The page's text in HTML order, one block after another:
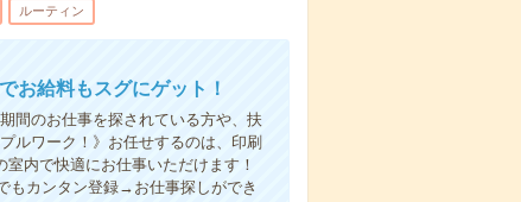
ルーティン
お給料もスグにゲット！
間のお仕事を探されている方や、扶
ルワーク！》お任せするのは、印刷
内で快適にお仕事いただけます！
もカンタン登録→お仕事探しができ